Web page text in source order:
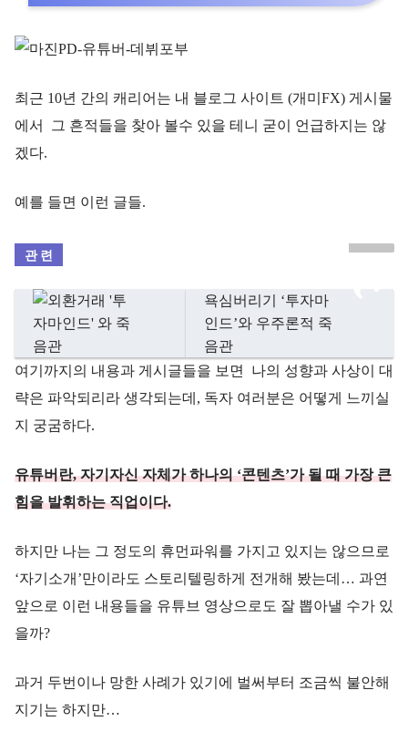
최근 10년 간의 캐리어는 내 블로그 사이트 (개미FX) 게시물
에서 그 흔적들을 찾아 볼수 있을 테니 굳이 언급하지는 않
겠다.
예를 들면 이런 글들.
욕심버리기 ‘투자마
인드’와 우주론적 죽
음관
여기까지의 내용과 게시글들을 보면 나의 성향과 사상이 대
략은 파악되리라 생각되는데, 독자 여러분은 어떻게 느끼실
지 궁굼하다.
유튜버란, 자기자신 자체가 하나의 ‘콘텐츠’가 될 때 가장 큰
힘을 발휘하는 직업이다.
하지만 나는 그 정도의 휴먼파워를 가지고 있지는 않으므로
‘자기소개’만이라도 스토리텔링하게 전개해 봤는데… 과연
앞으로 이런 내용들을 유튜브 영상으로도 잘 뽑아낼 수가 있
을까?
과거 두번이나 망한 사례가 있기에 벌써부터 조금씩 불안해
지기는 하지만…